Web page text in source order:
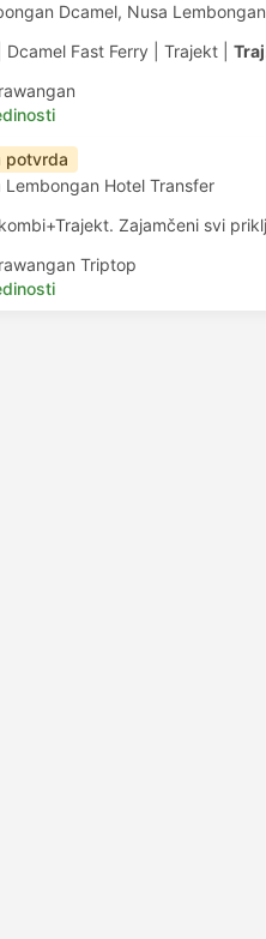
Dcamel, Nusa Lembongan
| Dcamel Fast Ferry Trajekt Trajekt velike brzine
potvrda
Lembongan Hotel Transfer
Triptop